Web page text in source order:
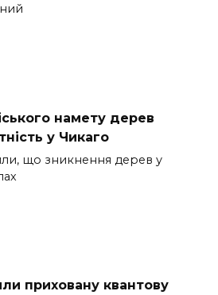
намету дерев
у Чикаго
що зникнення дерев у
приховану квантову